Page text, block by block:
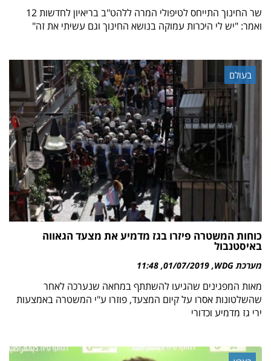
שר החינוך התייחס לטיפולי המרה ללהט"ב בריאיון לחדשות 12
ואמר: "יש לי היכרות עמוקה בנושא החינוך וגם עשיתי את זה"
בעולם
כוחות המשטרה פיזרו בגז מדמיע את מצעד הגאווה
באיסטנבול
מערכת WDG 01/07/2019
11:48
מאות המפגינים שהגיעו להשתתף במחאה שנערכה לאחר
שהשלטונות אסרו על קיום המצעד, פוזרו ע"י המשטרה באמצעות
ירי גז מדמיע וכדורי